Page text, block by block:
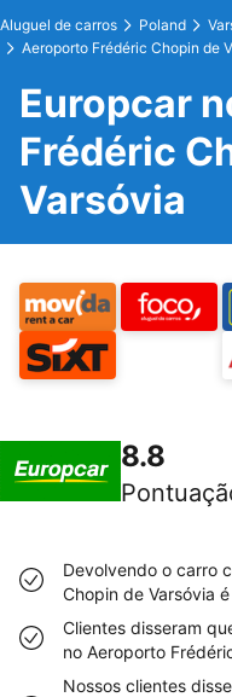
Aluguel de carros Poland
Aeroporto Frédéric Chopin de
Europcar
Frédéric
Varsóvia
8.8
Devolvendo o carro
Chopin de Varsóvia
Clientes disseram
no Aeroporto
Nossos clientes